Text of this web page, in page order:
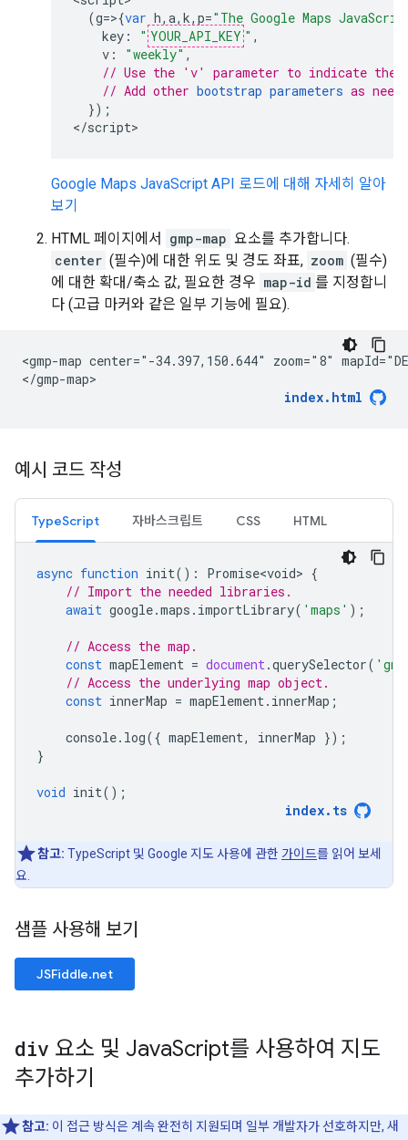
(g=>{var h, a, k, p="The Google Maps
key : " YOUR_API_KEY " ,
v : "weekly" ,
// Use the 'v' parameter to indicate the
// Add other bootstrap parameters as
});
</script>
Google Maps JavaScript API 로드에 대해 자세히 알아
보기
HTML 페이지에서
gmp-map 요소를 추가합니다.
center (필수)에 대한 위도 및 경도 좌표, zoom (필수)
에 대한 확대/축소 값, 필요한 경우 map-id 를 지정합니
다 (고급 마커와 같은 일부 기능에 필요).
<gmp-map center="-34.397,150.644" zoom="8"
</gmp-map>
index.html
예시 코드 작성
TypeScript 자바스크립트 CSS HTML
async function init() : Promise<void> {
// Import the needed libraries.
await google.maps . importLibrary( 'maps' );
// Access the map.
const mapElement = document.querySelector(
// Access the underlying map object.
const innerMap = mapElement. innerMap ;
console. log({ mapElement, innerMap });
}
void init();
index. ts
참고: TypeScript 및 Google 지도 사용에 관한 가이드를 읽어 보세
요.
샘플 사용해 보기
JSFiddle.net
div 요소 및 JavaScript를 사용하여 지도
추가하기
참고: 이 접근 방식은 계속 완전히 지원되며 일부 개발자가 선호하지만, 새